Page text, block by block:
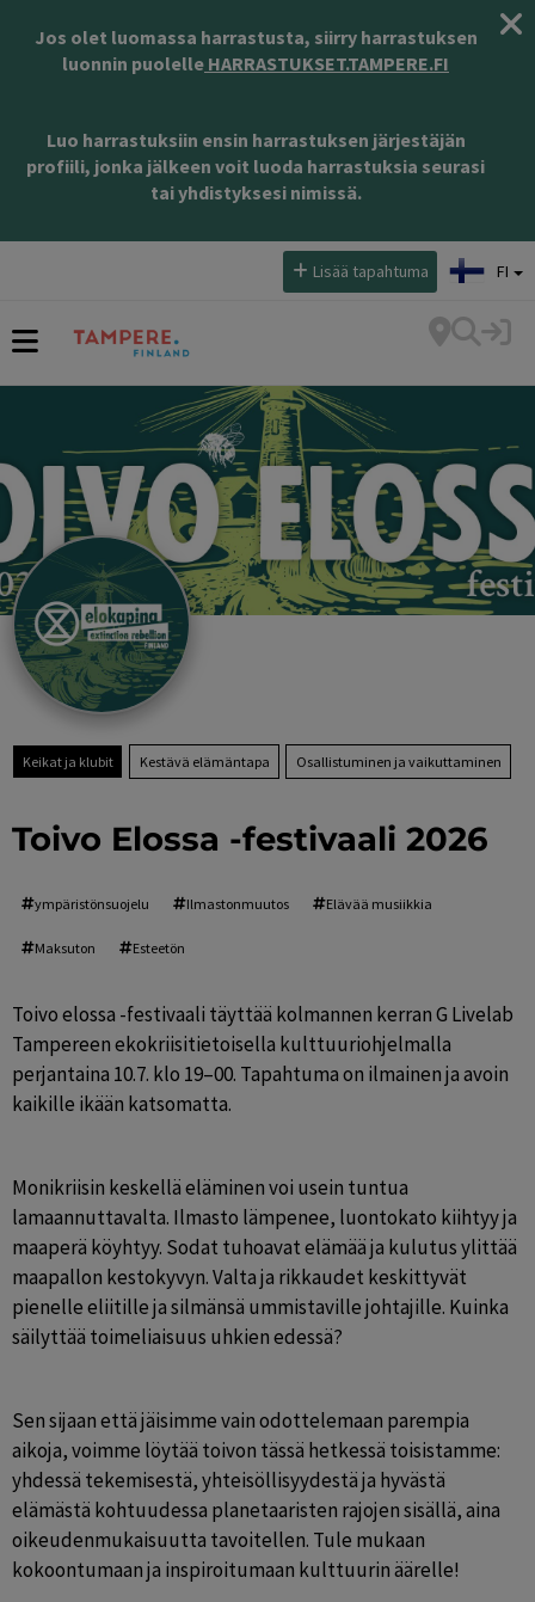
Jos olet luomassa harrastusta, siirry harrastuksen
luonnin puolelle HARRASTUKSET.TAMPERE.FI
Luo harrastuksiin ensin harrastuksen järjestäjän
profiili, jonka jälkeen voit luoda harrastuksia seurasi
tai yhdistyksesi nimissä.
Lisää tapahtuma FI
Keikat ja klubit Kestävä elämäntapa Osallistuminen ja vaikuttaminen
Toivo Elossa -festivaali 2026
ympäristönsuojelu Ilmastonmuutos Elävää musiikkia
Maksuton Esteetön
Toivo elossa -festivaali täyttää kolmannen kerran G Livelab
Tampereen ekokriisitietoisella kulttuuriohjelmalla
perjantaina 10.7. klo 19–00. Tapahtuma on ilmainen ja avoin
kaikille ikään katsomatta.
Monikriisin keskellä eläminen voi usein tuntua
lamaannuttavalta. Ilmasto lämpenee, luontokato kiihtyy ja
maaperä köyhtyy. Sodat tuhoavat elämää ja kulutus ylittää
maapallon kestokyvyn. Valta ja rikkaudet keskittyvät
pienelle eliitille ja silmänsä ummistaville johtajille. Kuinka
säilyttää toimeliaisuus uhkien edessä?
Sen sijaan että jäisimme vain odottelemaan parempia
aikoja, voimme löytää toivon tässä hetkessä toisistamme:
yhdessä tekemisestä, yhteisöllisyydestä ja hyvästä
elämästä kohtuudessa planetaaristen rajojen sisällä, aina
oikeudenmukaisuutta tavoitellen. Tule mukaan
kokoontumaan ja inspiroitumaan kulttuurin äärelle!